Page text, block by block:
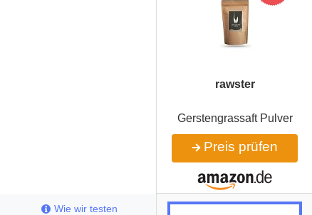
rawster
Gerstengrassaft Pulver
Preis prüfen
Wie wir testen